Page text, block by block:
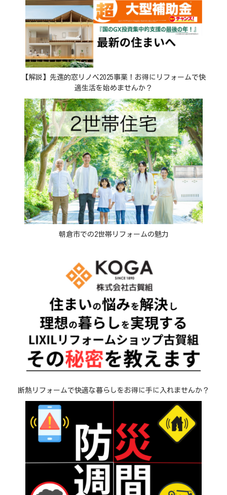
【解説】先進的窓リノベ2025事業！お得にリフォームで快
適生活を始めませんか？
朝倉市での2世帯リフォームの魅力
断熱リフォームで快適な暮らしをお得に手に入れませんか？